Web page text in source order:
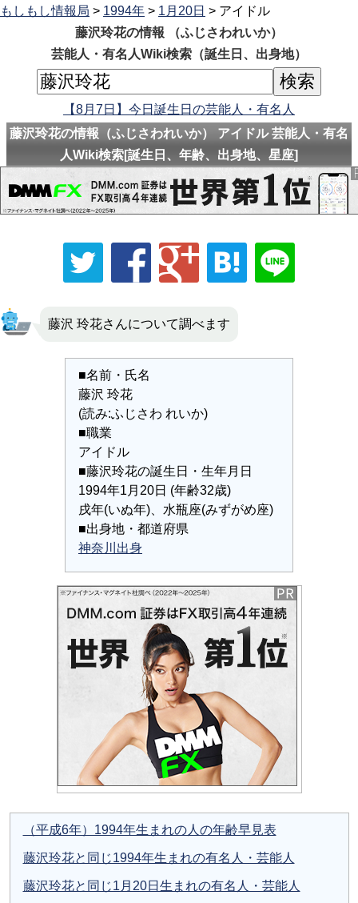
もしもし情報局 > 1994年 > 1月20日 > アイドル
藤沢玲花の情報 （ふじさわれいか）
芸能人・有名人Wiki検索（誕生日、出身地）
【8月7日】今日誕生日の芸能人・有名人
藤沢玲花の情報（ふじさわれいか） アイドル 芸能人・有名
人Wiki検索[誕生日、年齢、出身地、星座]
藤沢 玲花さんについて調べます
■名前・氏名
藤沢 玲花
(読み:ふじさわ れいか)
■職業
アイドル
■藤沢玲花の誕生日・生年月日
1994年1月20日 (年齢32歳)
戌年(いぬ年)、水瓶座(みずがめ座)
■出身地・都道府県
神奈川出身
（平成6年）1994年生まれの人の年齢早見表
藤沢玲花と同じ1994年生まれの有名人・芸能人
藤沢玲花と同じ1月20日生まれの有名人・芸能人